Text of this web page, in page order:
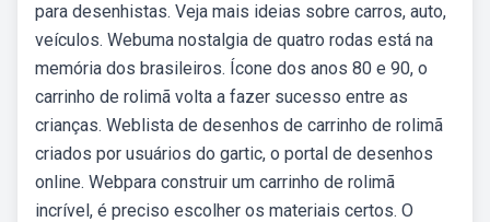
para desenhistas. Veja mais ideias sobre carros, auto,
veículos. Webuma nostalgia de quatro rodas está na
memória dos brasileiros. Ícone dos anos 80 e 90, o
carrinho de rolimã volta a fazer sucesso entre as
crianças. Weblista de desenhos de carrinho de rolimã
criados por usuários do gartic, o portal de desenhos
online. Webpara construir um carrinho de rolimã
incrível, é preciso escolher os materiais certos. O